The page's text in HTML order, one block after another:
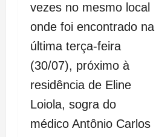
vezes no mesmo local
onde foi encontrado na
última terça-feira
(30/07), próximo à
residência de Eline
Loiola, sogra do
médico Antônio Carlos